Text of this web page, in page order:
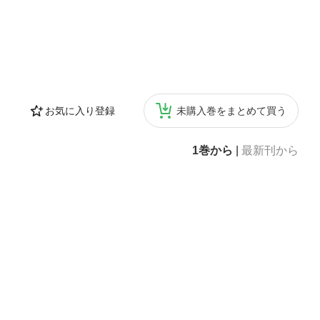
お気に入り登録 未購入巻をまとめて買う
1巻から 最新刊から